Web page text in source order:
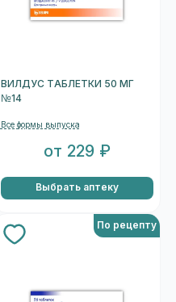
ВИЛДУС ТАБЛЕТКИ 50 МГ
№14
Все формы выпуска
от 229 ₽
Выбрать аптеку
По рецепту